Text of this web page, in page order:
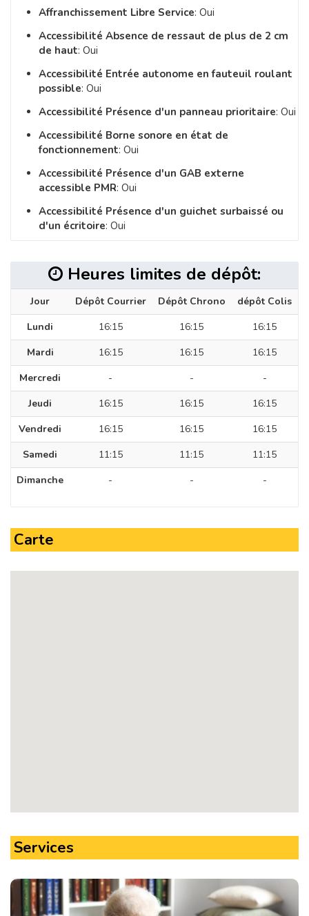
Affranchissement Libre Service: Oui
Accessibilité Absence de ressaut de plus de 2 cm
de haut: Oui
Accessibilité Entrée autonome en fauteuil roulant
possible: Oui
Accessibilité Présence d'un panneau prioritaire: Oui
Accessibilité Borne sonore en état de
fonctionnement: Oui
Accessibilité Présence d'un GAB externe
accessible PMR: Oui
Accessibilité Présence d'un guichet surbaissé ou
d'un écritoire: Oui
Heures limites de dépôt:
Jour Dépôt Courrier Dépôt Chrono
dépôt Colis
Lundi
16:15 16:15
16:15
Mardi
16:15 16:15
16:15
Mercredi
- -
-
Jeudi
16:15 16:15
16:15
Vendredi
16:15 16:15
16:15
Samedi
11:15 11:15
11:15
Dimanche
- - -
Carte
Services